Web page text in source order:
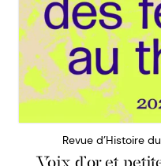
Revue d’Histoire
Voix d’or et